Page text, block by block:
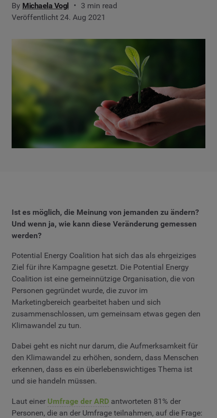
By Michaela Vogl
3 min read
Veröffentlicht 24. Aug 2021
Ist es möglich, die Meinung von jemanden zu ändern?
Und wenn ja, wie kann diese Veränderung gemessen
werden?
Potential Energy Coalition hat sich das als ehrgeiziges
Ziel für ihre Kampagne gesetzt. Die Potential Energy
Coalition ist eine gemeinnützige Organisation, die von
Personen gegründet wurde, die zuvor im
Marketingbereich gearbeitet haben und sich
zusammenschlossen, um gemeinsam etwas gegen den
Klimawandel zu tun.
Dabei geht es nicht nur darum, die Aufmerksamkeit für
den Klimawandel zu erhöhen, sondern, dass Menschen
erkennen, dass es ein überlebenswichtiges Thema ist
und sie handeln müssen.
Laut einer Umfrage der ARD antworteten 81% der
Personen, die an der Umfrage teilnahmen, auf die Frage: